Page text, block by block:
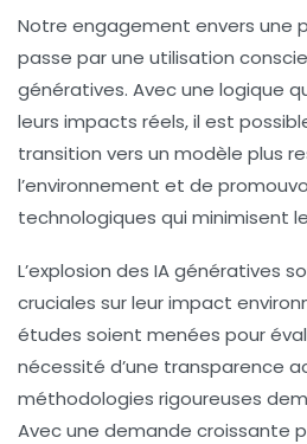
Notre engagement envers une
passe par une utilisation
génératives. Avec une logique
leurs impacts réels, il est
transition vers un modèle plus
l’environnement et de
technologiques qui minimisent
L’explosion des IA génératives
cruciales sur leur impact
études soient menées pour
nécessité d’une transparence
méthodologies rigoureuses
Avec une demande croissante